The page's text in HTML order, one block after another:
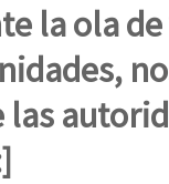
contra a
a Humanidade”
la ola